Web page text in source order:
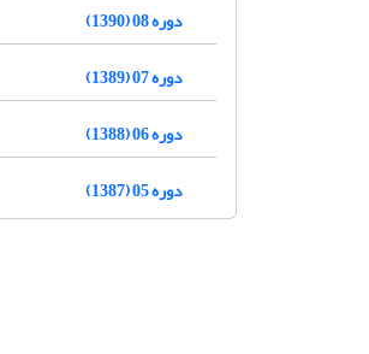
دوره 08 (1390)
دوره 07 (1389)
دوره 06 (1388)
دوره 05 (1387)